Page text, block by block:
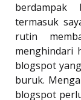
termasuk
rutin
menghindari
blogspot
buruk.
blogspot